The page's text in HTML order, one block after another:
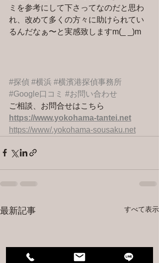
ミを参考にして下さってなのだと思わ
れ、改めて多くの方々に助けられてい
るんだなぁ〜と実感致しますm(_ _)m
#探偵 #横浜 #横濱港探偵事務所
#Google口コミ #お問い合わせ
ご相談、お問合せはこちら
https://www.yokohama-tantei.net
https://www/.yokohama-sousaku.net
最新記事 すべて表示